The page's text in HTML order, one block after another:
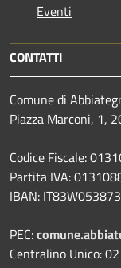
Eventi
CONTATTI
Comune di
Piazza Marconi, 1,
Codice Fiscale:
Partita IVA:
IBAN:
PEC:
Centralino Unico: